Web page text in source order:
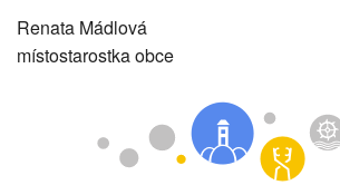
Renata Mádlová
místostarostka obce